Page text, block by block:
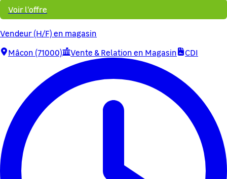
Voir l'offre
Vendeur (H/F) en magasin
Mâcon (71000)
Vente & Relation en Magasin CDI